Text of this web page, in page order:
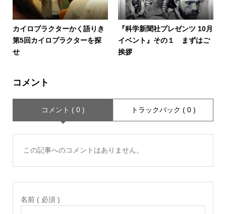
カイロプラクターかく語りき
第5回カイロプラクターを探
せ
『科学新聞社プレゼンツ 10月
イベント』その１ まずはご
挨拶
コメント
コメント ( 0 ) トラックバック ( 0 )
この記事へのコメントはありません。
名前 ( 必須 )